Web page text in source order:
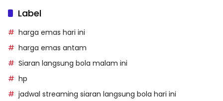
Label
harga emas hari ini
harga emas antam
Siaran langsung bola malam ini
hp
jadwal streaming siaran langsung bola hari ini